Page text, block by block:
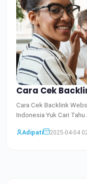
Cara Cek
Cara Cek Backlink
Indonesia Yuk Cari
Adipati
2025-04-04